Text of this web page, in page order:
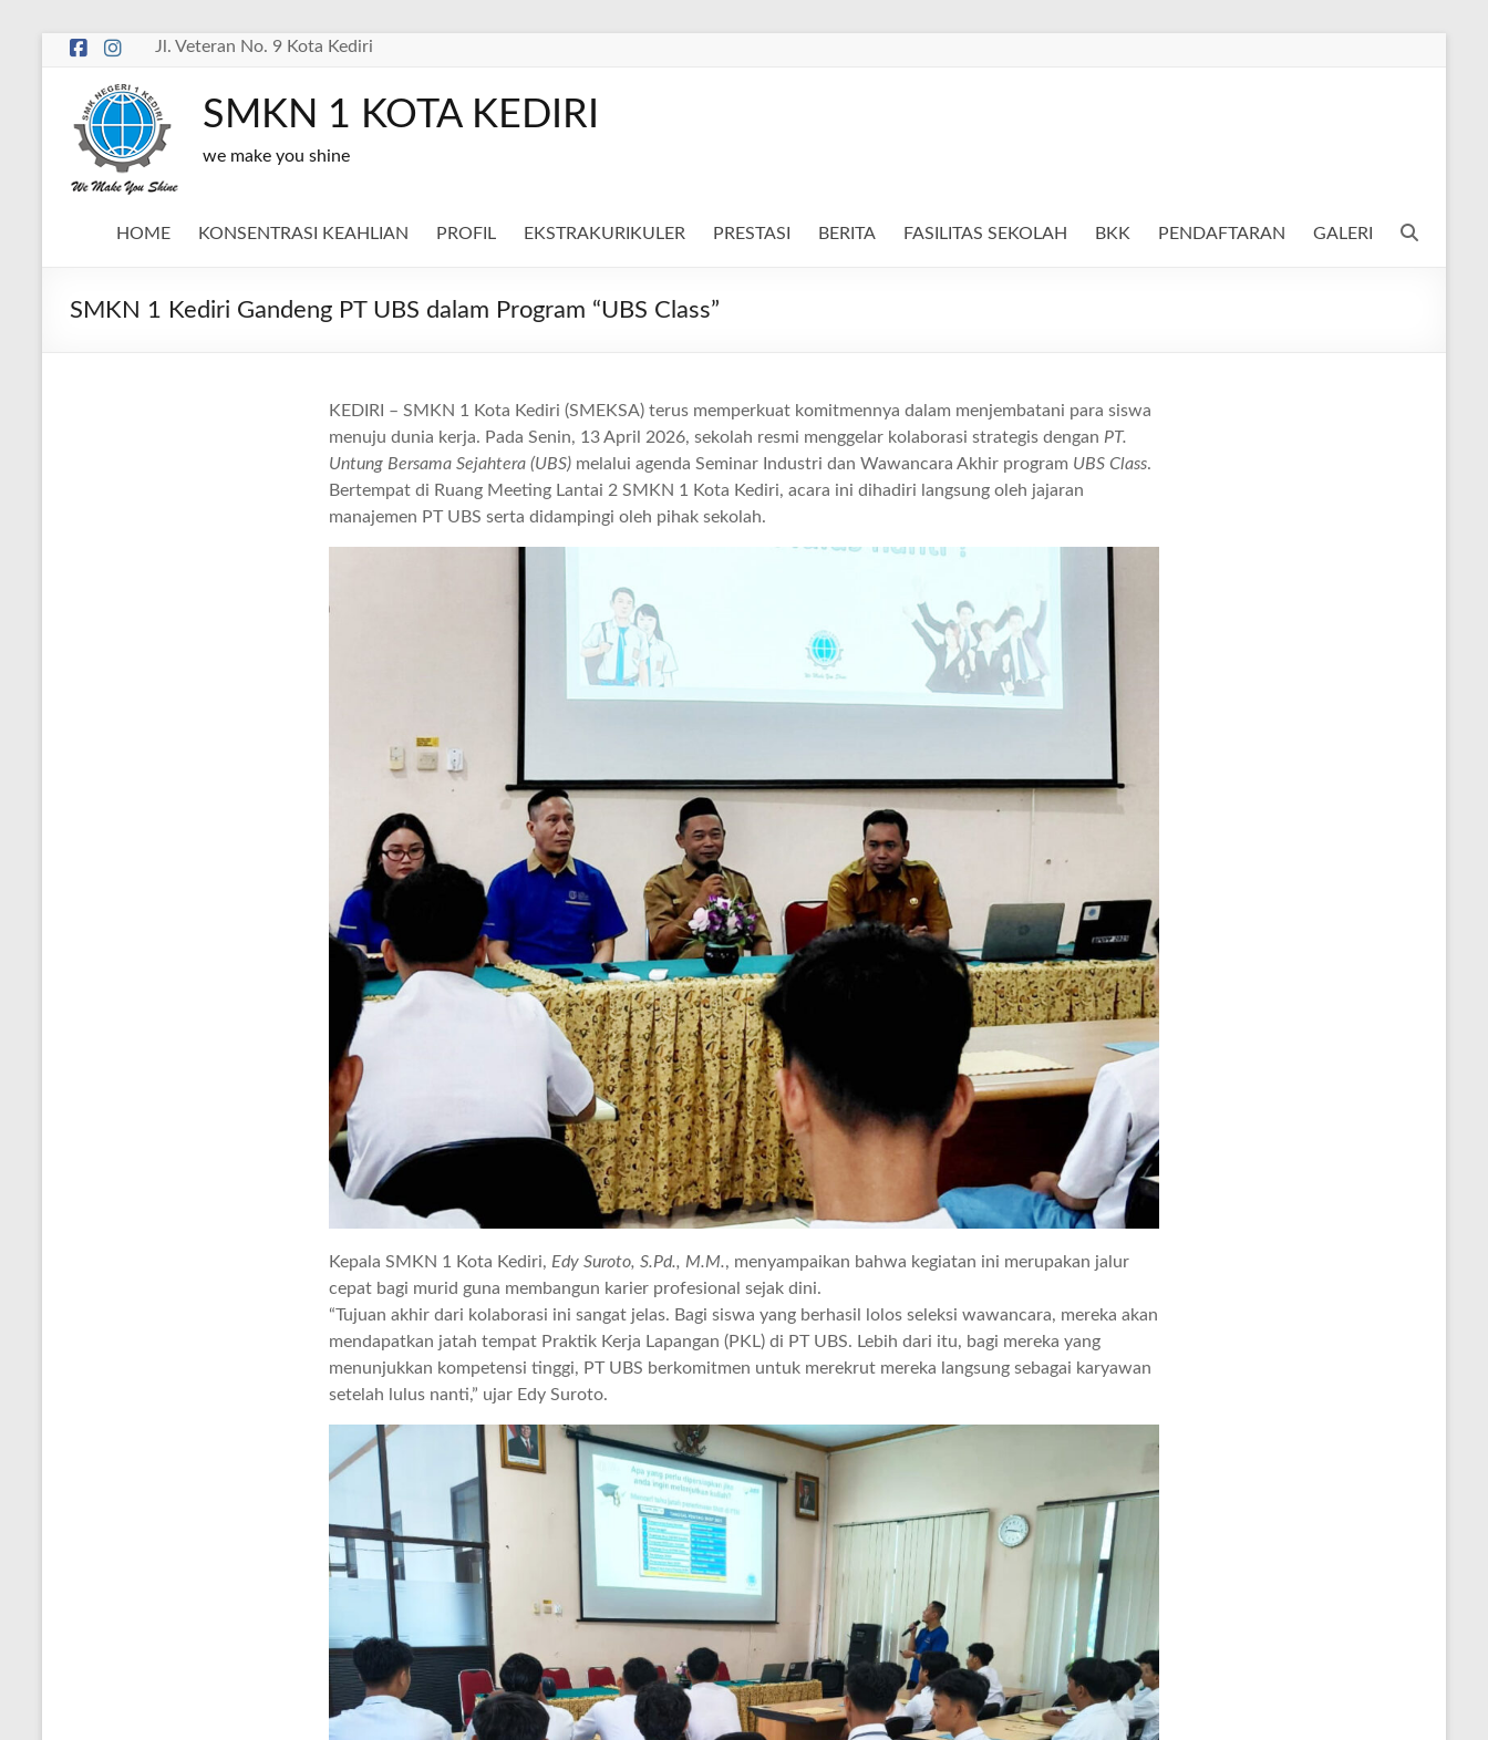
Skip
content
Jl. Veteran No. 9 Kota Kediri
SMKN 1 KOTA KEDIRI
we make you shine
HOME KONSENTRASI KEAHLIAN PROFIL EKSTRAKURIKULER PRESTASI BERITA FASILITAS SEKOLAH BKK PENDAFTARAN GALERI
SMKN 1 Kediri Gandeng PT UBS dalam Program “UBS Class”
KEDIRI – SMKN 1 Kota Kediri (SMEKSA) terus memperkuat komitmennya dalam menjembatani para siswa
menuju dunia kerja. Pada Senin, 13 April 2026, sekolah resmi menggelar kolaborasi strategis dengan PT.
Untung Bersama Sejahtera (UBS) melalui agenda Seminar Industri dan Wawancara Akhir program UBS Class.
Bertempat di Ruang Meeting Lantai 2 SMKN 1 Kota Kediri, acara ini dihadiri langsung oleh jajaran
manajemen PT UBS serta didampingi oleh pihak sekolah.
Kepala SMKN 1 Kota Kediri, Edy Suroto, S.Pd., M.M., menyampaikan bahwa kegiatan ini merupakan jalur
cepat bagi murid guna membangun karier profesional sejak dini.
“Tujuan akhir dari kolaborasi ini sangat jelas. Bagi siswa yang berhasil lolos seleksi wawancara, mereka akan
mendapatkan jatah tempat Praktik Kerja Lapangan (PKL) di PT UBS. Lebih dari itu, bagi mereka yang
menunjukkan kompetensi tinggi, PT UBS berkomitmen untuk merekrut mereka langsung sebagai karyawan
setelah lulus nanti,” ujar Edy Suroto.